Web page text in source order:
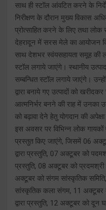
साथ ही स्टॉल आंवटित करने के
निरीक्षण के दौरान मुख्य विकास
प्रोत्साहित करने के लिए तथा
देहरादून में सरस मेले का आयोजन
साथ देशभर स्वंयसहायता समूह की
स्टॉल लगाये जाएंगे। स्थानीय
सम्बन्धित स्टॉल लगाये जाएंगे।
द्वारा बनाये गए उत्पादों को
आत्मनिर्भर बनने की राह में उनका
को बढ़ावा देने हेतु योगदान की
इस अवसर पर विभिन्न लोक गायकों
प्रस्तुत किए जाएंगे, जिसमें 06
द्वारा प्रस्तुति, 07 अक्टूबर को
प्रस्तुति, 08 अक्टूबर को प्रदमश्री
अक्टूबर को संगम सांस्कृतिक
सांस्कृतिक कला संगम, 11 अक्टूबर
द्वारा प्रस्तुति, 12 अक्टूबर को